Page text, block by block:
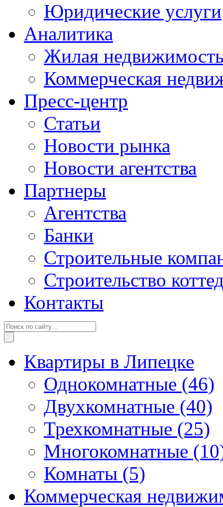
Юридические услуги
Аналитика
Жилая
Коммерческая
Пресс-центр
Статьи
Новости рынка
Новости агентства
Партнеры
Агентства
Банки
Строительные
Строительство
Контакты
Квартиры в Липецке
Однокомнатные (46)
Двухкомнатные (40)
Трехкомнатные (25)
Многокомнатные
Комнаты (5)
Коммерческая